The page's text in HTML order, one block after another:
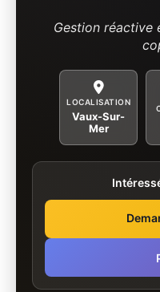
Gestion réactive
LOCALISATION
Vaux-Sur-
Mer